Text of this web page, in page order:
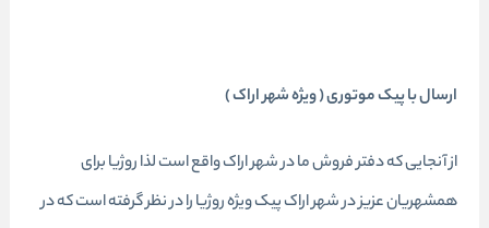
ارسال با پیک موتوری ( ویژه شهر اراک )
از آنجایی که دفتر فروش ما در شهر اراک واقع است لذا روژیا برای
همشهریان عزیز در شهر اراک پیک ویژه روژیا را در نظر گرفته است که در